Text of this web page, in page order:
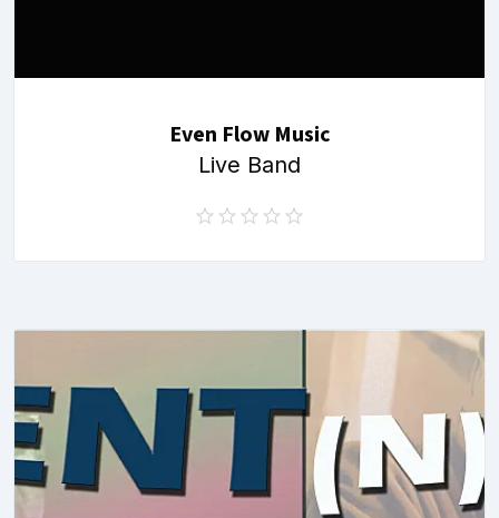
Even Flow Music
Live Band